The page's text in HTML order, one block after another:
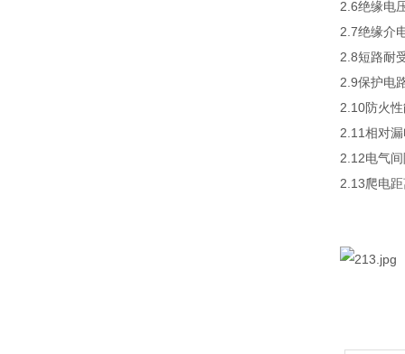
2.6绝缘电
2.7绝缘介
2.8短路耐
2.9保护电
2.10防火
2.11相对
2.12电气
2.13爬电